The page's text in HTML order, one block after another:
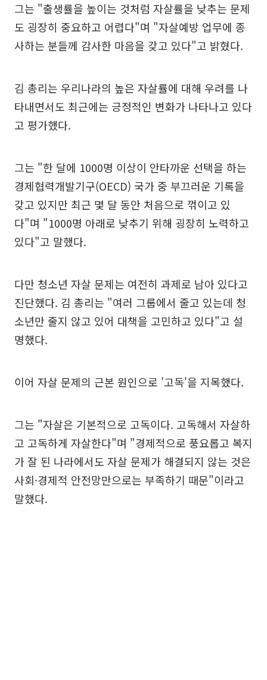
그는 "출생률을 높이는 것처럼 자살률을 낮추는 문제
도 굉장히 중요하고 어렵다"며 "자살예방 업무에 종
사하는 분들께 감사한 마음을 갖고 있다"고 밝혔다.
김 총리는 우리나라의 높은 자살률에 대해 우려를 나
타내면서도 최근에는 긍정적인 변화가 나타나고 있다
고 평가했다.
그는 "한 달에 1000명 이상이 안타까운 선택을 하는
경제협력개발기구(OECD) 국가 중 부끄러운 기록을
갖고 있지만 최근 몇 달 동안 처음으로 꺾이고 있
다"며 "1000명 아래로 낮추기 위해 굉장히 노력하고
있다"고 말했다.
다만 청소년 자살 문제는 여전히 과제로 남아 있다고
진단했다. 김 총리는 "여러 그룹에서 줄고 있는데 청
소년만 줄지 않고 있어 대책을 고민하고 있다"고 설
명했다.
이어 자살 문제의 근본 원인으로 '고독'을 지목했다.
그는 "자살은 기본적으로 고독이다. 고독해서 자살하
고 고독하게 자살한다"며 "경제적으로 풍요롭고 복지
가 잘 된 나라에서도 자살 문제가 해결되지 않는 것은
사회·경제적 안전망만으로는 부족하기 때문"이라고
말했다.